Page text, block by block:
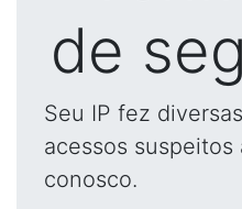
de
Seu IP fez
acessos
conosco.